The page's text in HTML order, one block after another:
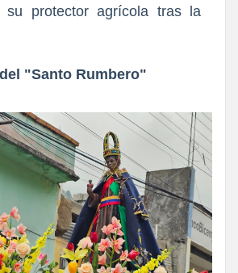
su protector agrícola tras la
"Santo Rumbero"